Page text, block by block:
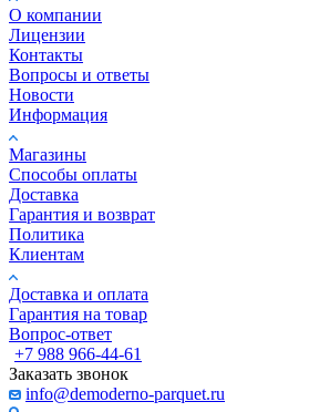
О компании
Лицензии
Контакты
Вопросы и ответы
Новости
Информация
Магазины
Способы оплаты
Доставка
Гарантия и возврат
Политика
Клиентам
Доставка и оплата
Гарантия на товар
Вопрос-ответ
+7 988 966-44-61
Заказать звонок
info@demoderno-parquet.ru